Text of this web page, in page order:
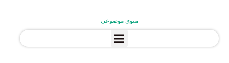
منوی موضوعی